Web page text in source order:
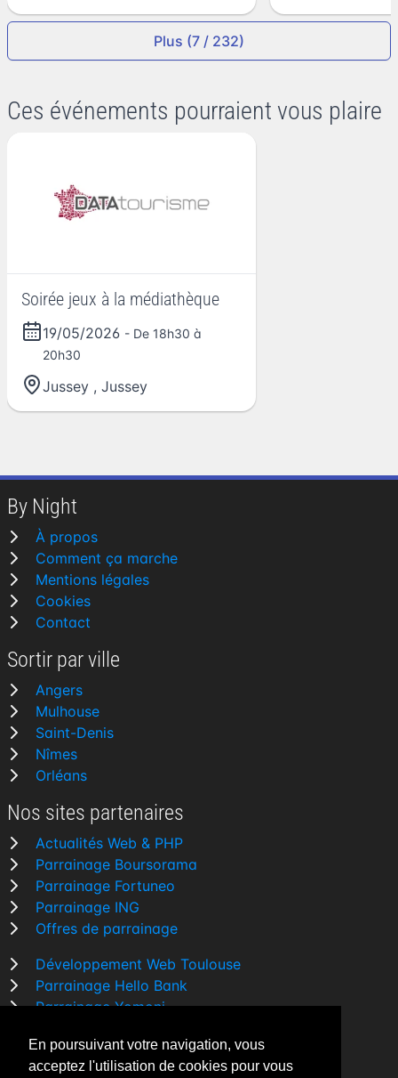
En poursuivant votre navigation, vous
acceptez l'utilisation de cookies pour vous
Plus (7 / 232)
Ces événements pourraient vous plaire
Soirée jeux à la médiathèque
19/05/2026 - De 18h30 à
20h30
Jussey , Jussey
By Night
À propos
Comment ça marche
Mentions légales
Cookies
Contact
Sortir par ville
Angers
Mulhouse
Saint-Denis
Nîmes
Orléans
Nos sites partenaires
Actualités Web & PHP
Parrainage Boursorama
Parrainage Fortuneo
Parrainage ING
Offres de parrainage
Développement Web Toulouse
Parrainage Hello Bank
Parrainage Yomoni
Comparatif banque